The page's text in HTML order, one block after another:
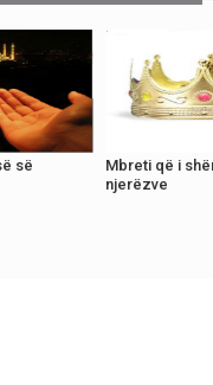
së
Mbreti që i
njerëzve